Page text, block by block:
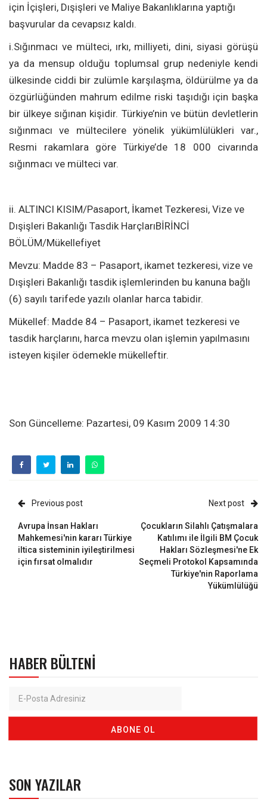
için İçişleri, Dışişleri ve Maliye Bakanlıklarına yaptığı
başvurular da cevapsız kaldı.
i.Sığınmacı ve mülteci, ırkı, milliyeti, dini, siyasi görüşü
ya da mensup olduğu toplumsal grup nedeniyle kendi
ülkesinde ciddi bir zulümle karşılaşma, öldürülme ya da
özgürlüğünden mahrum edilme riski taşıdığı için başka
bir ülkeye sığınan kişidir. Türkiye’nin ve bütün devletlerin
sığınmacı ve mültecilere yönelik yükümlülükleri var.,
Resmi rakamlara göre Türkiye’de 18 000 civarında
sığınmacı ve mülteci var.
ii. ALTINCI KISIM/Pasaport, İkamet Tezkeresi, Vize ve
Dışişleri Bakanlığı Tasdik HarçlarıBİRİNCİ
BÖLÜM/Mükellefiyet
Mevzu: Madde 83 – Pasaport, ikamet tezkeresi, vize ve
Dışişleri Bakanlığı tasdik işlemlerinden bu kanuna bağlı
(6) sayılı tarifede yazılı olanlar harca tabidir.
Mükellef: Madde 84 – Pasaport, ikamet tezkeresi ve
tasdik harçlarını, harca mevzu olan işlemin yapılmasını
isteyen kişiler ödemekle mükelleftir.
Son Güncelleme: Pazartesi, 09 Kasım 2009 14:30
Previous post
Avrupa İnsan Hakları
Mahkemesi'nin kararı Türkiye
iltica sisteminin iyileştirilmesi
için fırsat olmalıdır
Next post
Çocukların Silahlı Çatışmalara
Katılımı ile İlgili BM Çocuk
Hakları Sözleşmesi'ne Ek
Seçmeli Protokol Kapsamında
Türkiye'nin Raporlama
Yükümlülüğü
HABER BÜLTENI
SON YAZILAR